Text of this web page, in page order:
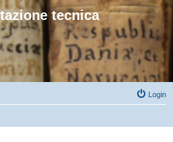
tecnica
Login